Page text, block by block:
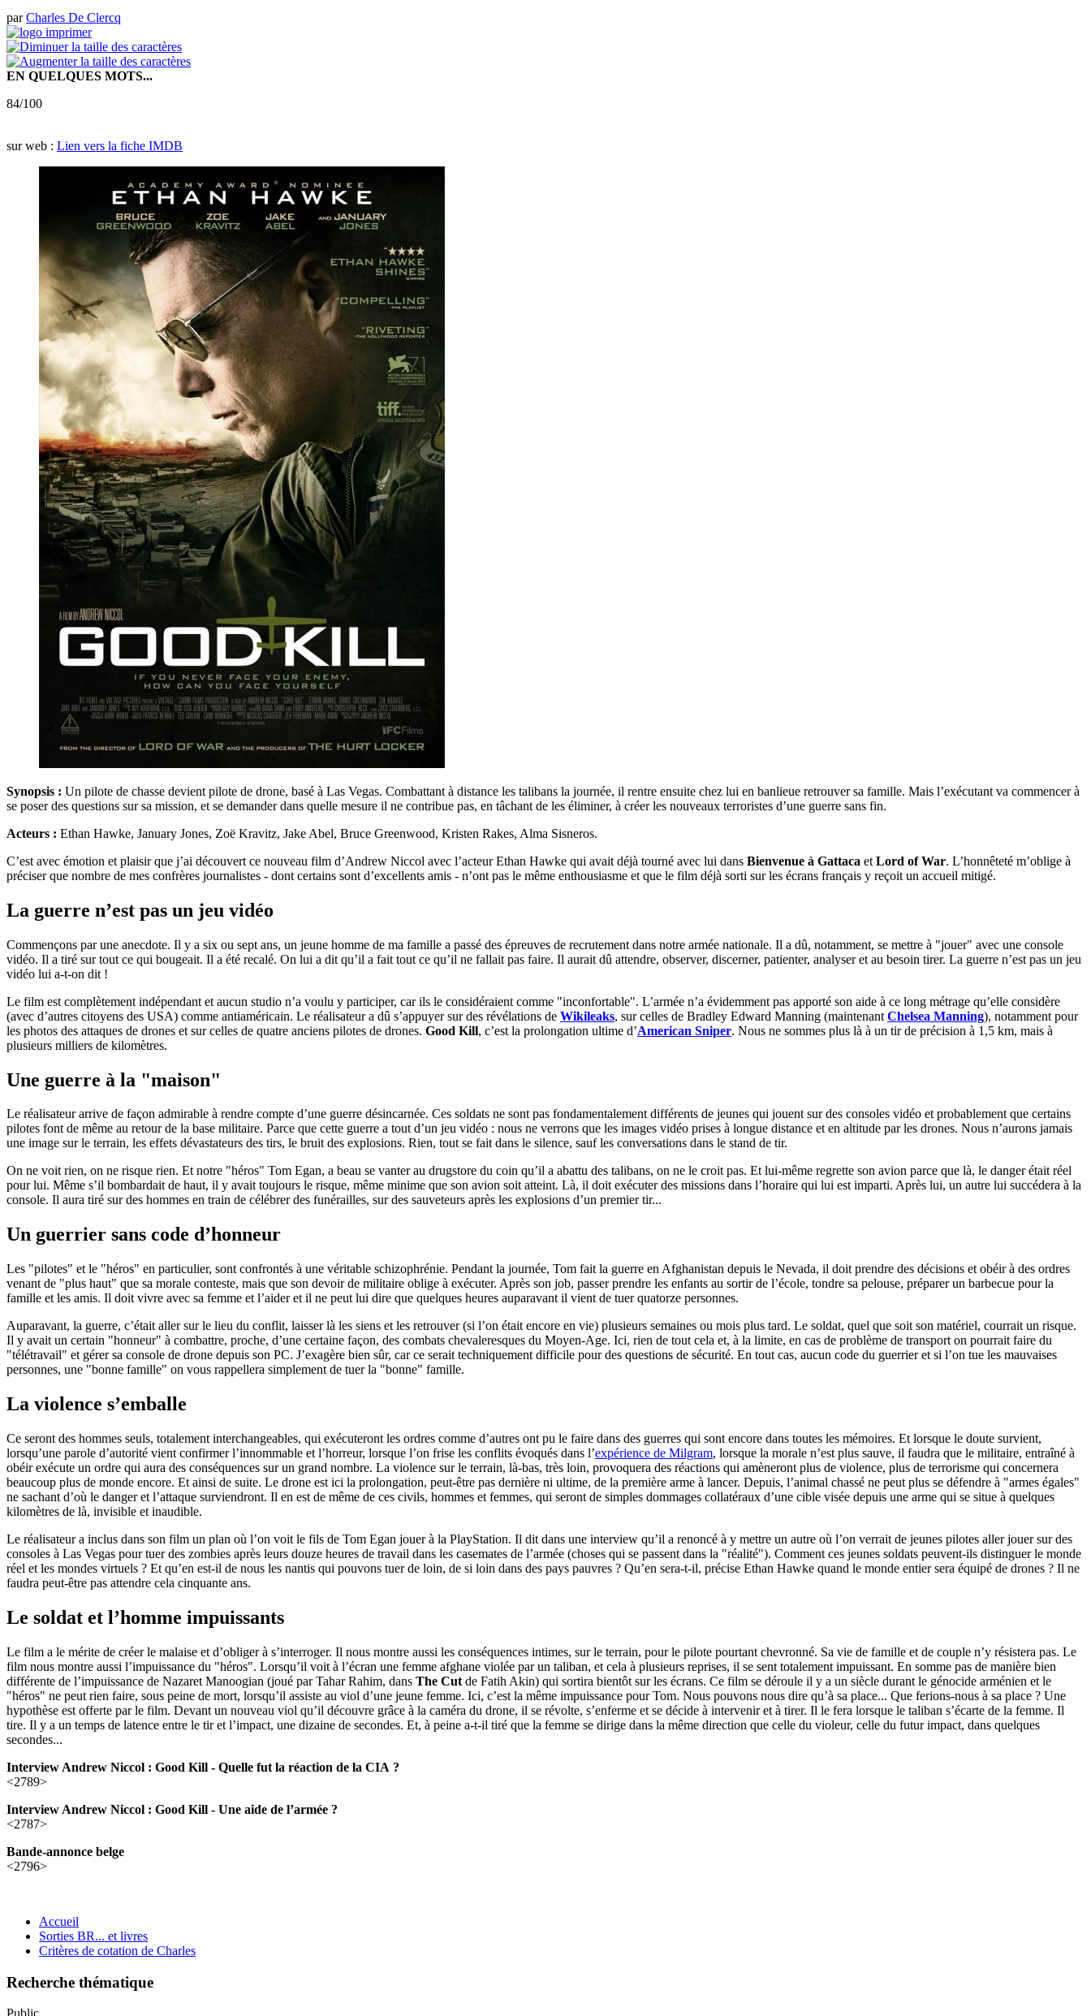
parCharles De Clercq
EN QUELQUES MOTS...
84/100
sur web : Lien vers la fiche IMDB
Synopsis : Un pilote de chasse devient pilote de drone, basé à Las Vegas. Combattant à distance les talibans la journée, il rentre ensuite chez lui en banlieue retrouver sa famille. Mais l’exécutant va commencer à
se poser des questions sur sa mission, et se demander dans quelle mesure il ne contribue pas, en tâchant de les éliminer, à créer les nouveaux terroristes d’une guerre sans fin.
Acteurs : Ethan Hawke, January Jones, Zoë Kravitz, Jake Abel, Bruce Greenwood, Kristen Rakes, Alma Sisneros.
C’est avec émotion et plaisir que j’ai découvert ce nouveau film d’Andrew Niccol avec l’acteur Ethan Hawke qui avait déjà tourné avec lui dans Bienvenue à Gattaca et Lord of War. L’honnêteté m’oblige à
préciser que nombre de mes confrères journalistes - dont certains sont d’excellents amis - n’ont pas le même enthousiasme et que le film déjà sorti sur les écrans français y reçoit un accueil mitigé.
La guerre n’est pas un jeu vidéo
Commençons par une anecdote. Il y a six ou sept ans, un jeune homme de ma famille a passé des épreuves de recrutement dans notre armée nationale. Il a dû, notamment, se mettre à "jouer" avec une console
vidéo. Il a tiré sur tout ce qui bougeait. Il a été recalé. On lui a dit qu’il a fait tout ce qu’il ne fallait pas faire. Il aurait dû attendre, observer, discerner, patienter, analyser et au besoin tirer. La guerre n’est pas un jeu
vidéo lui a-t-on dit !
Le film est complètement indépendant et aucun studio n’a voulu y participer, car ils le considéraient comme "inconfortable". L’armée n’a évidemment pas apporté son aide à ce long métrage qu’elle considère
(avec d’autres citoyens des USA) comme antiaméricain. Le réalisateur a dû s’appuyer sur des révélations de Wikileaks, sur celles de Bradley Edward Manning (maintenant Chelsea Manning), notamment pour
les photos des attaques de drones et sur celles de quatre anciens pilotes de drones. Good Kill, c’est la prolongation ultime d’American Sniper. Nous ne sommes plus là à un tir de précision à 1,5 km, mais à
plusieurs milliers de kilomètres.
Une guerre à la "maison"
Le réalisateur arrive de façon admirable à rendre compte d’une guerre désincarnée. Ces soldats ne sont pas fondamentalement différents de jeunes qui jouent sur des consoles vidéo et probablement que certains
pilotes font de même au retour de la base militaire. Parce que cette guerre a tout d’un jeu vidéo : nous ne verrons que les images vidéo prises à longue distance et en altitude par les drones. Nous n’aurons jamais
une image sur le terrain, les effets dévastateurs des tirs, le bruit des explosions. Rien, tout se fait dans le silence, sauf les conversations dans le stand de tir.
On ne voit rien, on ne risque rien. Et notre "héros" Tom Egan, a beau se vanter au drugstore du coin qu’il a abattu des talibans, on ne le croit pas. Et lui-même regrette son avion parce que là, le danger était réel
pour lui. Même s’il bombardait de haut, il y avait toujours le risque, même minime que son avion soit atteint. Là, il doit exécuter des missions dans l’horaire qui lui est imparti. Après lui, un autre lui succédera à la
console. Il aura tiré sur des hommes en train de célébrer des funérailles, sur des sauveteurs après les explosions d’un premier tir...
Un guerrier sans code d’honneur
Les "pilotes" et le "héros" en particulier, sont confrontés à une véritable schizophrénie. Pendant la journée, Tom fait la guerre en Afghanistan depuis le Nevada, il doit prendre des décisions et obéir à des ordres
venant de "plus haut" que sa morale conteste, mais que son devoir de militaire oblige à exécuter. Après son job, passer prendre les enfants au sortir de l’école, tondre sa pelouse, préparer un barbecue pour la
famille et les amis. Il doit vivre avec sa femme et l’aider et il ne peut lui dire que quelques heures auparavant il vient de tuer quatorze personnes.
Auparavant, la guerre, c’était aller sur le lieu du conflit, laisser là les siens et les retrouver (si l’on était encore en vie) plusieurs semaines ou mois plus tard. Le soldat, quel que soit son matériel, courrait un risque.
Il y avait un certain "honneur" à combattre, proche, d’une certaine façon, des combats chevaleresques du Moyen-Age. Ici, rien de tout cela et, à la limite, en cas de problème de transport on pourrait faire du
"télétravail" et gérer sa console de drone depuis son PC. J’exagère bien sûr, car ce serait techniquement difficile pour des questions de sécurité. En tout cas, aucun code du guerrier et si l’on tue les mauvaises
personnes, une "bonne famille" on vous rappellera simplement de tuer la "bonne" famille.
La violence s’emballe
Ce seront des hommes seuls, totalement interchangeables, qui exécuteront les ordres comme d’autres ont pu le faire dans des guerres qui sont encore dans toutes les mémoires. Et lorsque le doute survient,
lorsqu’une parole d’autorité vient confirmer l’innommable et l’horreur, lorsque l’on frise les conflits évoqués dans l’expérience de Milgram, lorsque la morale n’est plus sauve, il faudra que le militaire, entraîné à
obéir exécute un ordre qui aura des conséquences sur un grand nombre. La violence sur le terrain, là-bas, très loin, provoquera des réactions qui amèneront plus de violence, plus de terrorisme qui concernera
beaucoup plus de monde encore. Et ainsi de suite. Le drone est ici la prolongation, peut-être pas dernière ni ultime, de la première arme à lancer. Depuis, l’animal chassé ne peut plus se défendre à "armes égales"
ne sachant d’où le danger et l’attaque surviendront. Il en est de même de ces civils, hommes et femmes, qui seront de simples dommages collatéraux d’une cible visée depuis une arme qui se situe à quelques
kilomètres de là, invisible et inaudible.
Le réalisateur a inclus dans son film un plan où l’on voit le fils de Tom Egan jouer à la PlayStation. Il dit dans une interview qu’il a renoncé à y mettre un autre où l’on verrait de jeunes pilotes aller jouer sur des
consoles à Las Vegas pour tuer des zombies après leurs douze heures de travail dans les casemates de l’armée (choses qui se passent dans la "réalité"). Comment ces jeunes soldats peuvent-ils distinguer le monde
réel et les mondes virtuels ? Et qu’en est-il de nous les nantis qui pouvons tuer de loin, de si loin dans des pays pauvres ? Qu’en sera-t-il, précise Ethan Hawke quand le monde entier sera équipé de drones ? Il ne
faudra peut-être pas attendre cela cinquante ans.
Le soldat et l’homme impuissants
Le film a le mérite de créer le malaise et d’obliger à s’interroger. Il nous montre aussi les conséquences intimes, sur le terrain, pour le pilote pourtant chevronné. Sa vie de famille et de couple n’y résistera pas. Le
film nous montre aussi l’impuissance du "héros". Lorsqu’il voit à l’écran une femme afghane violée par un taliban, et cela à plusieurs reprises, il se sent totalement impuissant. En somme pas de manière bien
différente de l’impuissance de Nazaret Manoogian (joué par Tahar Rahim, dans The Cut de Fatih Akin) qui sortira bientôt sur les écrans. Ce film se déroule il y a un siècle durant le génocide arménien et le
"héros" ne peut rien faire, sous peine de mort, lorsqu’il assiste au viol d’une jeune femme. Ici, c’est la même impuissance pour Tom. Nous pouvons nous dire qu’à sa place... Que ferions-nous à sa place ? Une
hypothèse est offerte par le film. Devant un nouveau viol qu’il découvre grâce à la caméra du drone, il se révolte, s’enferme et se décide à intervenir et à tirer. Il le fera lorsque le taliban s’écarte de la femme. Il
tire. Il y a un temps de latence entre le tir et l’impact, une dizaine de secondes. Et, à peine a-t-il tiré que la femme se dirige dans la même direction que celle du violeur, celle du futur impact, dans quelques
secondes...
Interview Andrew Niccol : Good Kill - Quelle fut la réaction de la CIA ?
<2789>
Interview Andrew Niccol : Good Kill - Une aide de l’armée ?
<2787>
Bande-annonce belge
<2796>
Accueil
Sorties BR... et livres
Critères de cotation de Charles
Recherche thématique